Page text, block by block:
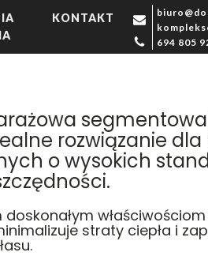
KONTAKT
694 805
segmentowa
rozwiązanie
o wysokich
doskonałym
straty ciepła i